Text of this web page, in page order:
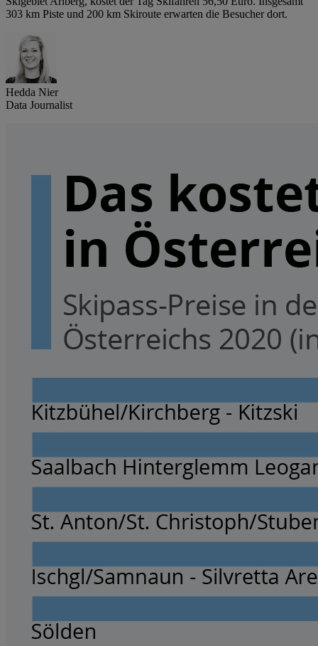
303 km Piste und 200 km Skiroute erwarten die Besucher dort.
Hedda Nier
Data Journalist